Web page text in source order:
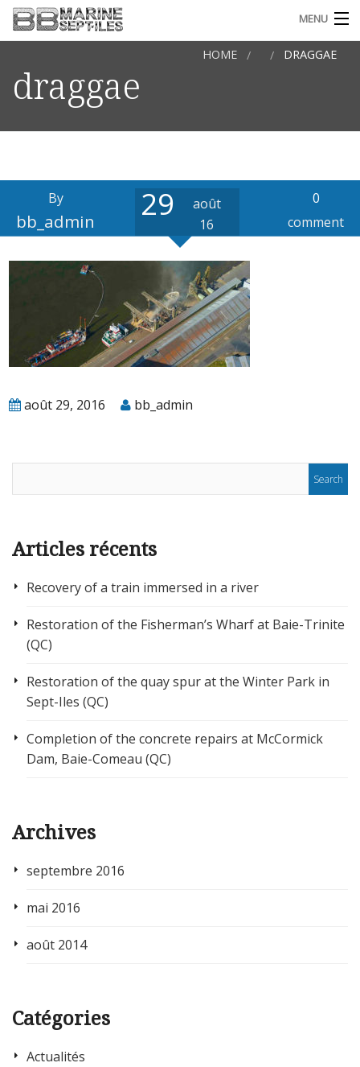
MENU
L’ENTREPRISE
QUALIFICATION ET CERTIFICATIONS
FRANÇAIS
draggae
HOME DRAGGAE
By
bb_admin 29
août
16
0
comment
août 29, 2016 bb_admin
Articles récents
Recovery of a train immersed in a river
Restoration of the Fisherman’s Wharf at Baie-Trinite
(QC)
Restoration of the quay spur at the Winter Park in
Sept-Iles (QC)
Completion of the concrete repairs at McCormick
Dam, Baie-Comeau (QC)
Archives
septembre 2016
mai 2016
août 2014
Catégories
Actualités